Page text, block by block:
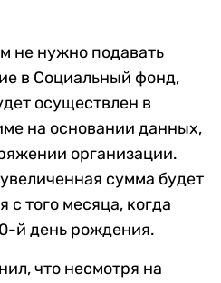
не нужно подавать
в Социальный фонд,
осуществлен в
на основании данных,
организации.
сумма будет
с того месяца, когда
й день рождения.
что несмотря на